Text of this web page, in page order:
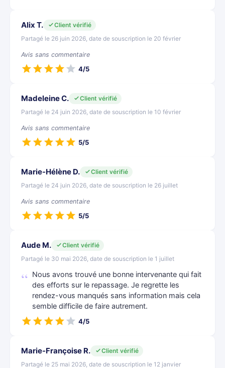
Alix T.
Client vérifié
Partagé le 26 juin 2026, date de souscription le 20 février
Avis sans commentaire
4/5
Madeleine C.
Client vérifié
Partagé le 24 juin 2026, date de souscription le 10 février
Avis sans commentaire
5/5
Marie-Hélène D.
Client vérifié
Partagé le 24 juin 2026, date de souscription le 26 juillet
Avis sans commentaire
5/5
Aude M.
Client vérifié
Partagé le 30 mai 2026, date de souscription le 1 juillet
Nous avons trouvé une bonne intervenante qui fait
des efforts sur le repassage. Je regrette les
rendez-vous manqués sans information mais cela
semble difficile de faire autrement.
4/5
Marie-Françoise R.
Client vérifié
Partagé le 25 mai 2026, date de souscription le 12 janvier